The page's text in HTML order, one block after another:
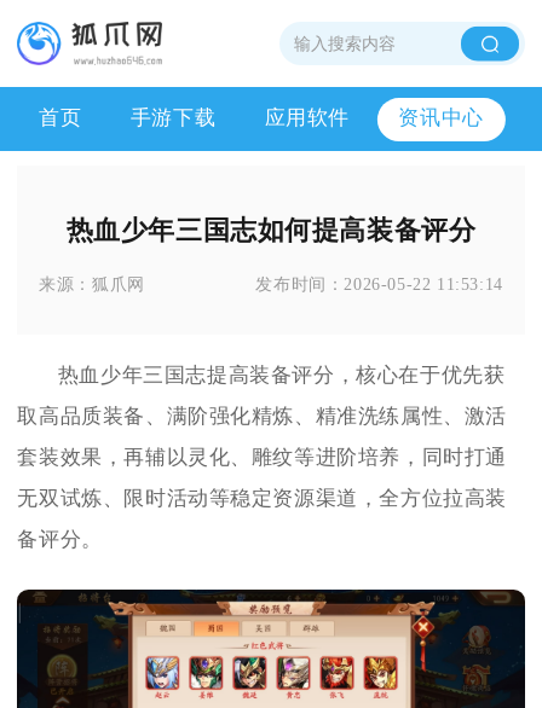
首页 手游下载 应用软件 资讯中心
热血少年三国志如何提高装备评分
来源：狐爪网 发布时间：2026-05-22 11:53:14
热血少年三国志提高装备评分，核心在于优先获
取高品质装备、满阶强化精炼、精准洗练属性、激活
套装效果，再辅以灵化、雕纹等进阶培养，同时打通
无双试炼、限时活动等稳定资源渠道，全方位拉高装
备评分。